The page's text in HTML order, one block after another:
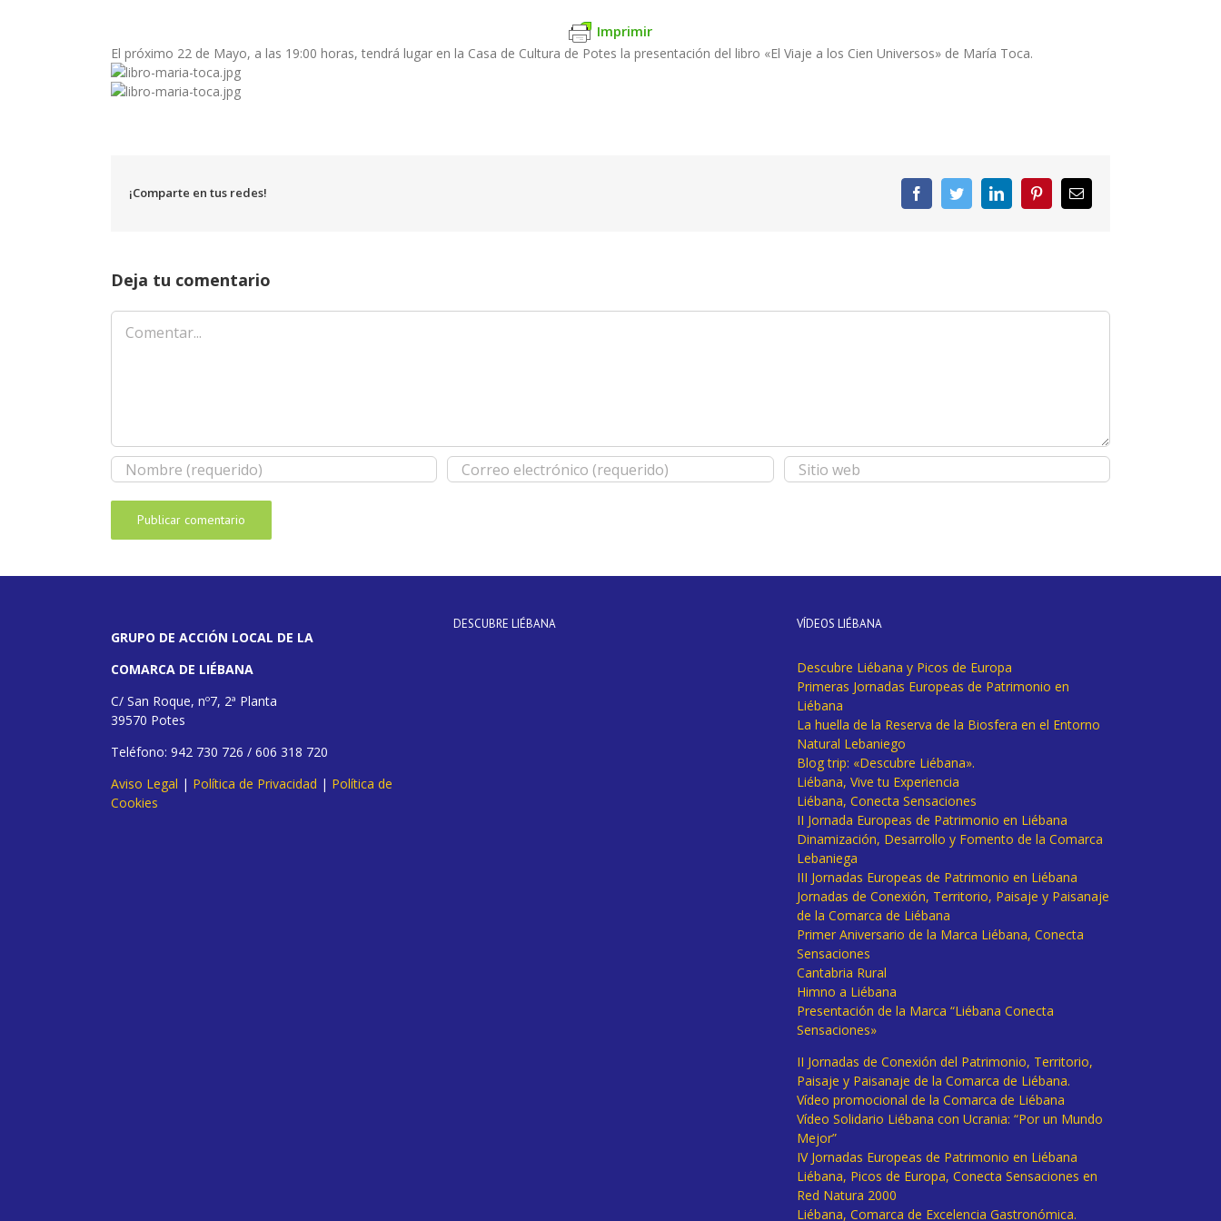
Imprimir
El próximo 22 de Mayo, a las 19:00 horas, tendrá lugar en la Casa de Cultura de Potes la presentación del libro «El Viaje a los Cien Universos» de María Toca.
¡Comparte en tus redes! FacebookTwitterLinkedInPinterestCorreo
electrónico
Deja tu comentario
Comentar
GRUPO DE ACCIÓN LOCAL DE LA
COMARCA DE LIÉBANA
C/ San Roque, nº7, 2ª Planta
39570 Potes
Teléfono: 942 730 726 / 606 318 720
Aviso Legal | Política de Privacidad | Política de
Cookies
DESCUBRE LIÉBANA VÍDEOS LIÉBANA
Descubre Liébana y Picos de Europa
Primeras Jornadas Europeas de Patrimonio en
Liébana
La huella de la Reserva de la Biosfera en el Entorno
Natural Lebaniego
Blog trip: «Descubre Liébana».
Liébana, Vive tu Experiencia
Liébana, Conecta Sensaciones
II Jornada Europeas de Patrimonio en Liébana
Dinamización, Desarrollo y Fomento de la Comarca
Lebaniega
III Jornadas Europeas de Patrimonio en Liébana
Jornadas de Conexión, Territorio, Paisaje y Paisanaje
de la Comarca de Liébana
Primer Aniversario de la Marca Liébana, Conecta
Sensaciones
Cantabria Rural
Himno a Liébana
Presentación de la Marca “Liébana Conecta
Sensaciones»
II Jornadas de Conexión del Patrimonio, Territorio,
Paisaje y Paisanaje de la Comarca de Liébana.
Vídeo promocional de la Comarca de Liébana
Vídeo Solidario Liébana con Ucrania: “Por un Mundo
Mejor”
IV Jornadas Europeas de Patrimonio en Liébana
Liébana, Picos de Europa, Conecta Sensaciones en
Red Natura 2000
Liébana, Comarca de Excelencia Gastronómica.